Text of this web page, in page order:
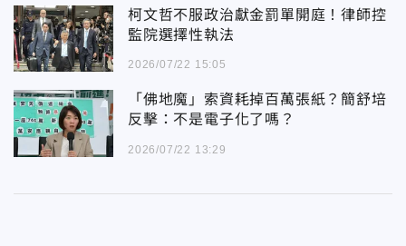
柯文哲不服政治獻金罰單開庭！律師控
監院選擇性執法
2026/07/22 15:05
「佛地魔」索資耗掉百萬張紙？簡舒培
反擊：不是電子化了嗎？
2026/07/22 13:29